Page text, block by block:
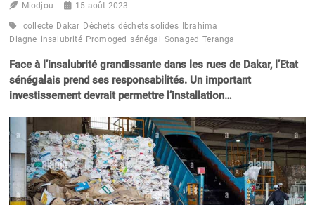
Miodjou 15 août 2023
collecte Dakar Déchets déchets solides
Ibrahima
Diagne insalubrité Promoged sénégal Sonaged Teranga
Face à l’insalubrité grandissante dans les rues de Dakar, l’Etat
sénégalais prend ses responsabilités. Un important
investissement devrait permettre l’installation…